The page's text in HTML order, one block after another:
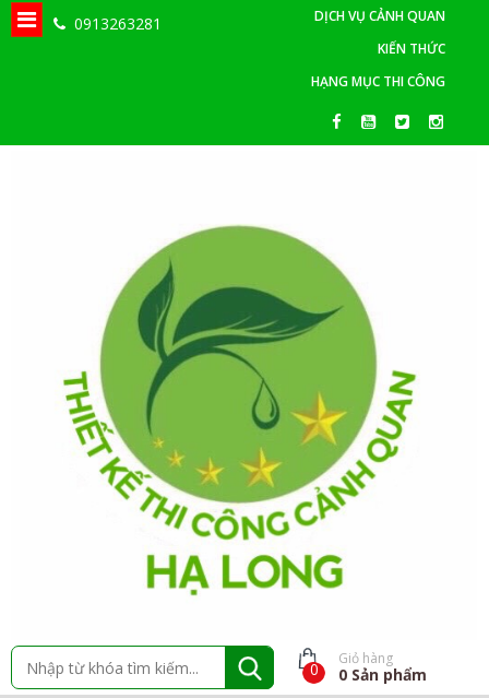
0913263281
DỊCH VỤ CẢNH QUAN
KIẾN THỨC
HẠNG MỤC THI CÔNG
0
Giỏ hàng
0 Sản phẩm